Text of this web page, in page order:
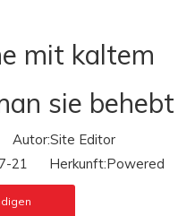
mit kaltem
sie behebt
Autor:Site Editor
21 Herkunft:Powered